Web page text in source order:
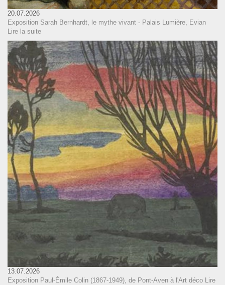
20.07.2026
Exposition Sarah Bernhardt, le mythe vivant - Palais Lumière, Evian
Lire la suite
13.07.2026
Exposition Paul-Émile Colin (1867-1949), de Pont-Aven à l'Art déco Lire